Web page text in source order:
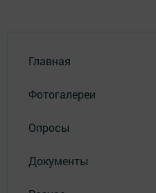
Главная
Фотогалереи
Опросы
Документы